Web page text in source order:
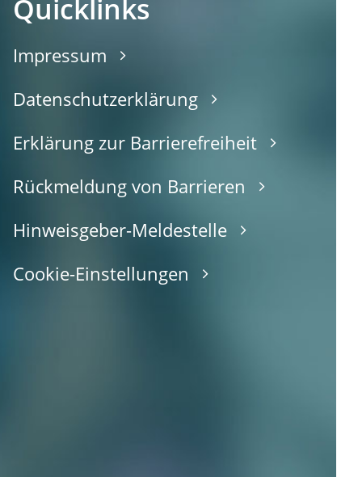
Quicklinks
Impressum
Datenschutzerklärung
Erklärung zur Barrierefreiheit
Rückmeldung von Barrieren
Hinweisgeber-Meldestelle
Cookie-Einstellungen